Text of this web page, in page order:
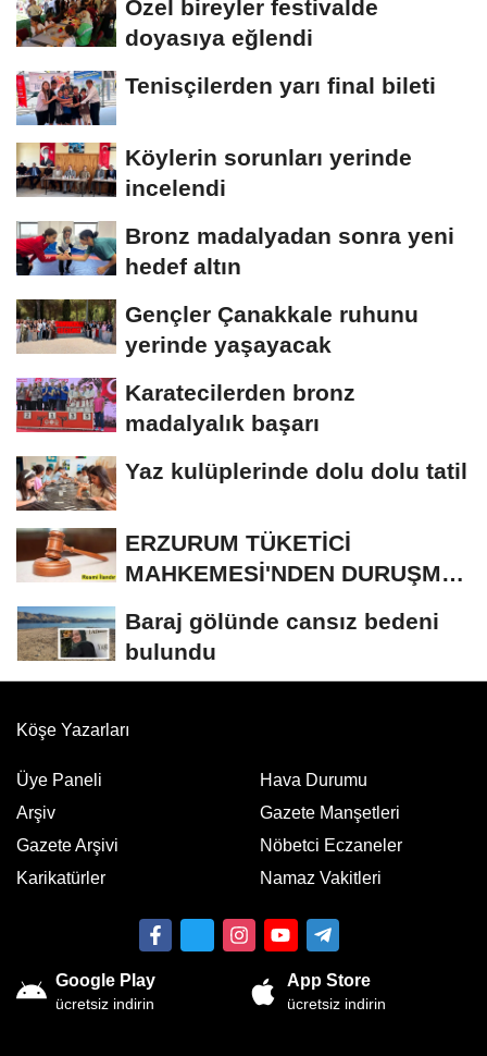
Özel bireyler festivalde
doyasıya eğlendi
Tenisçilerden yarı final bileti
Köylerin sorunları yerinde
incelendi
Bronz madalyadan sonra yeni
hedef altın
Gençler Çanakkale ruhunu
yerinde yaşayacak
Karatecilerden bronz
madalyalık başarı
Yaz kulüplerinde dolu dolu tatil
ERZURUM TÜKETİCİ
MAHKEMESİ'NDEN DURUŞMA
Baraj gölünde cansız bedeni
bulundu
Köşe Yazarları
Üye Paneli
Arşiv
Gazete Arşivi
Karikatürler
Hava Durumu
Gazete Manşetleri
Nöbetci Eczaneler
Namaz Vakitleri
Google Play
ücretsiz indirin
App Store
ücretsiz indirin